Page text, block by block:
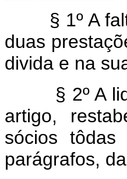
§ 1º A
duas
divida e na
§ 2º A
artigo,
sócios
parágrafos, da